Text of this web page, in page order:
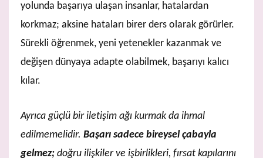
yolunda başarıya ulaşan insanlar, hatalardan
korkmaz; aksine hataları birer ders olarak görürler.
Sürekli öğrenmek, yeni yetenekler kazanmak ve
değişen dünyaya adapte olabilmek, başarıyı kalıcı
kılar.
Ayrıca güçlü bir iletişim ağı kurmak da ihmal
edilmemelidir. Başarı sadece bireysel çabayla
gelmez; doğru ilişkiler ve işbirlikleri, fırsat kapılarını